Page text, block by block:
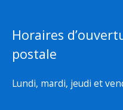
Horaires
postale
Lundi, mardi, jeudi et